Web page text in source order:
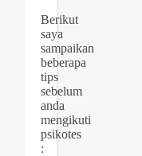
Berikut
saya
sampaikan
beberapa
tips
sebelum
anda
mengikuti
psikotes
: